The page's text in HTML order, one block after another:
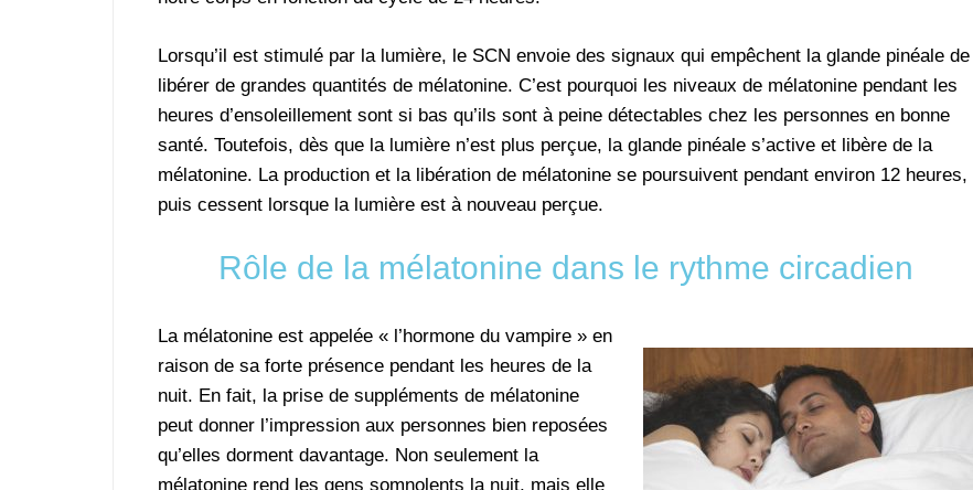
Lorsqu’il est stimulé par la lumière, le SCN envoie des signaux qui empêchent la glande pinéale de
libérer de grandes quantités de mélatonine. C’est pourquoi les niveaux de mélatonine pendant les
heures d’ensoleillement sont si bas qu’ils sont à peine détectables chez les personnes en bonne
santé. Toutefois, dès que la lumière n’est plus perçue, la glande pinéale s’active et libère de la
mélatonine. La production et la libération de mélatonine se poursuivent pendant environ 12 heures,
puis cessent lorsque la lumière est à nouveau perçue.
Rôle de la mélatonine dans le rythme circadien
La mélatonine est appelée « l’hormone du vampire » en
raison de sa forte présence pendant les heures de la
nuit. En fait, la prise de suppléments de mélatonine
peut donner l’impression aux personnes bien reposées
qu’elles dorment davantage. Non seulement la
mélatonine rend les gens somnolents la nuit, mais elle